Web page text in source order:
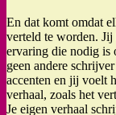
En dat komt omdat
verteld te worden.
ervaring die nodig is
geen andere
accenten en jij voelt
verhaal, zoals het
Je eigen verhaal